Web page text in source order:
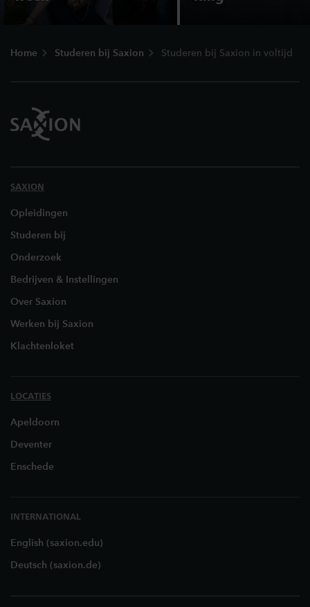
Home Studeren bij Saxion Studeren bij Saxion in voltijd
SAXION
Opleidingen
Studeren bij
Onderzoek
Bedrijven & Instellingen
Over Saxion
Werken bij Saxion
Klachtenloket
LOCATIES
Apeldoorn
Deventer
Enschede
INTERNATIONAL
English (saxion.edu)
Deutsch (saxion.de)